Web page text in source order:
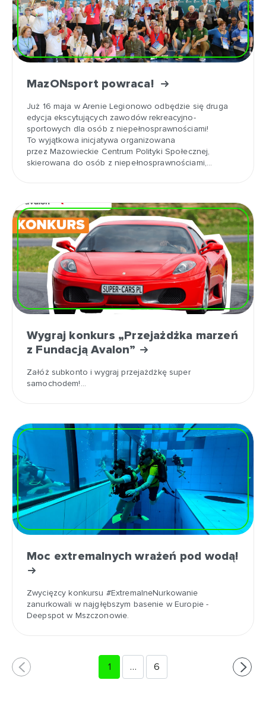
MazONsport powraca!
Już 16 maja w Arenie Legionowo odbędzie się druga
edycja ekscytujących zawodów rekreacyjno-
sportowych dla osób z niepełnosprawnościami!
To wyjątkowa inicjatywa organizowana
przez Mazowieckie Centrum Polityki Społecznej,
skierowana do osób z niepełnosprawnościami,…
Wygraj konkurs „Przejażdżka marzeń
z Fundacją Avalon”
Załóż subkonto i wygraj przejażdżkę super
samochodem!…
Moc extremalnych wrażeń pod wodą!
Zwycięzcy konkursu #ExtremalneNurkowanie
zanurkowali w najgłębszym basenie w Europie -
Deepspot w Mszczonowie.
1 … 6